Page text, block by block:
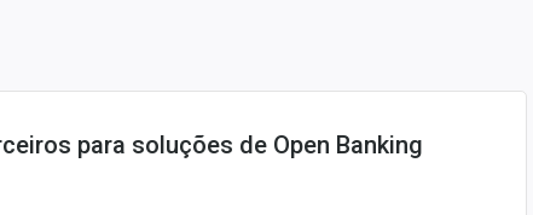
para soluções de Open Banking